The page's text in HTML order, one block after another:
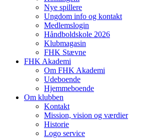
Nye spillere
Ungdom info og kontakt
Medlemslogin
Håndboldskole 2026
Klubmagasin
FHK Stævne
FHK Akademi
Om FHK Akademi
Udeboende
Hjemmeboende
Om klubben
Kontakt
Mission, vision og værdier
Historie
Logo service